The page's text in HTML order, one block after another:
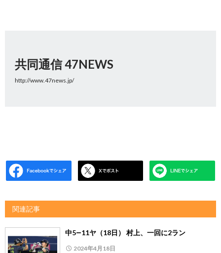
共同通信 47NEWS
http://www.47news.jp/
関連記事
中5―11ヤ（18日） 村上、一回に2ラン
2024年4月18日